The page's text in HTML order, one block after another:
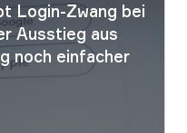
Login-Zwang bei
Ausstieg aus
noch einfacher